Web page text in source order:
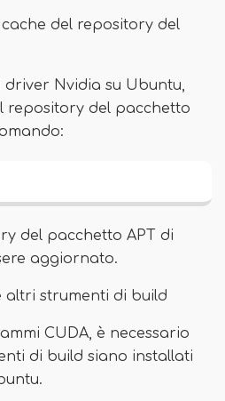
del repository del
Nvidia su Ubuntu,
repository del pacchetto
del pacchetto APT di
aggiornato.
altri strumenti di build
CUDA, è necessario
di build siano installati